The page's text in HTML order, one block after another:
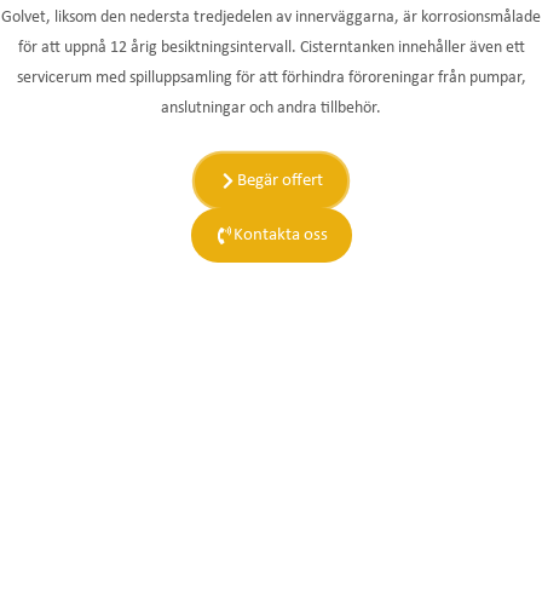
Golvet, liksom den nedersta tredjedelen av innerväggarna, är korrosionsmålade
för att uppnå 12 årig besiktningsintervall. Cisterntanken innehåller även ett
servicerum med spilluppsamling för att förhindra föroreningar från pumpar,
anslutningar och andra tillbehör.
Begär offert
Kontakta oss